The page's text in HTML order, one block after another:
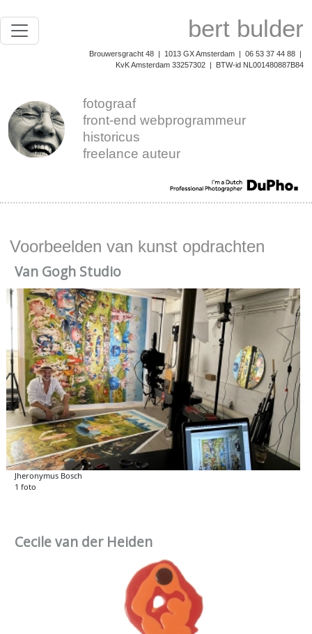
bert bulder
Brouwersgracht 48 | 1013 GX Amsterdam | 06 53 37 44 88 |
KvK Amsterdam 33257302 | BTW-id NL001480887B84
fotograaf
front-end webprogrammeur
historicus
freelance auteur
Voorbeelden van kunst opdrachten
Van Gogh Studio
Jheronymus Bosch
1 foto
Cecile van der Heiden